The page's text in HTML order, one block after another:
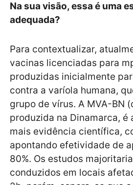
Na sua visão, essa é uma
adequada?
Para contextualizar,
vacinas licenciadas para
produzidas inicialmente
contra a varíola humana,
grupo de vírus. A MVA-BN
produzida na Dinamarca, é
mais evidência científica,
apontando efetividade de
80%. Os estudos
conduzidos em locais